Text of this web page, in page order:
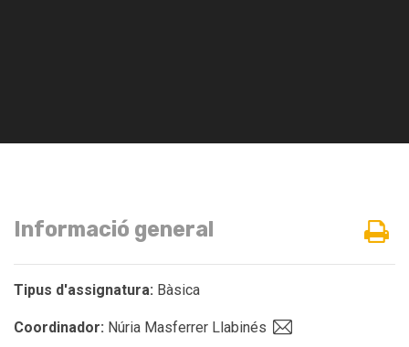
Informació general
Tipus d'assignatura: Bàsica
Coordinador: Núria Masferrer Llabinés